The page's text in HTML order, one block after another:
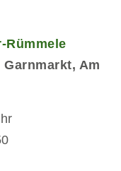
Rümmele
Am